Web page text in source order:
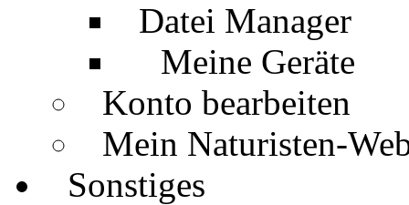
Datei Manager
Meine Geräte
Konto bearbeiten
Mein Naturisten-
Sonstiges